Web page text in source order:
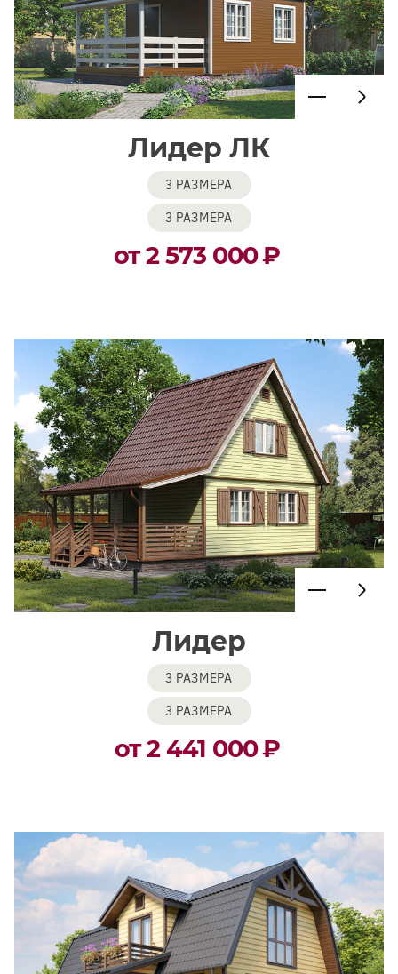
Лидер ЛК
3 РАЗМЕРА
3 РАЗМЕРА
от 2 573 000₽
Лидер
3 РАЗМЕРА
3 РАЗМЕРА
от 2 441 000₽